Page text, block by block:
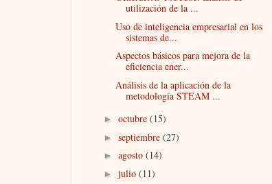
utilización de la ...
Uso de inteligencia empresarial en los
sistemas de...
Aspectos básicos para mejora de la
eficiencia ener...
Análisis de la aplicación de la
metodología STEAM ...
► octubre (15)
► septiembre (27)
► agosto (14)
► julio (11)